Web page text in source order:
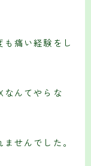
痛い経験をし
なんてやらな
せんでした。